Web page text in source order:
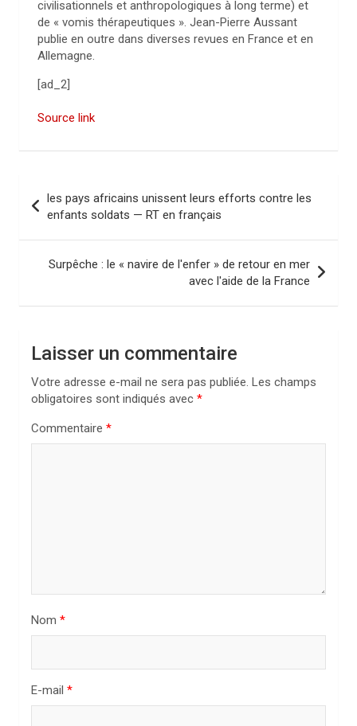
civilisationnels et anthropologiques à long terme) et
de « vomis thérapeutiques ». Jean-Pierre Aussant
publie en outre dans diverses revues en France et en
Allemagne.
[ad_2]
Source link
v
a
les pays africains unissent leurs efforts contre les
enfants soldats — RT en français
Surpêche : le « navire de l'enfer » de retour en mer
avec l'aide de la France
Laisser un commentaire
Votre adresse e-mail ne sera pas publiée. Les champs
obligatoires sont indiqués avec *
Commentaire *
Nom *
E-mail *